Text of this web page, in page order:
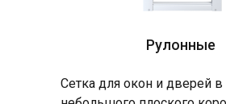
Рулонные
Сетка для окон и дверей